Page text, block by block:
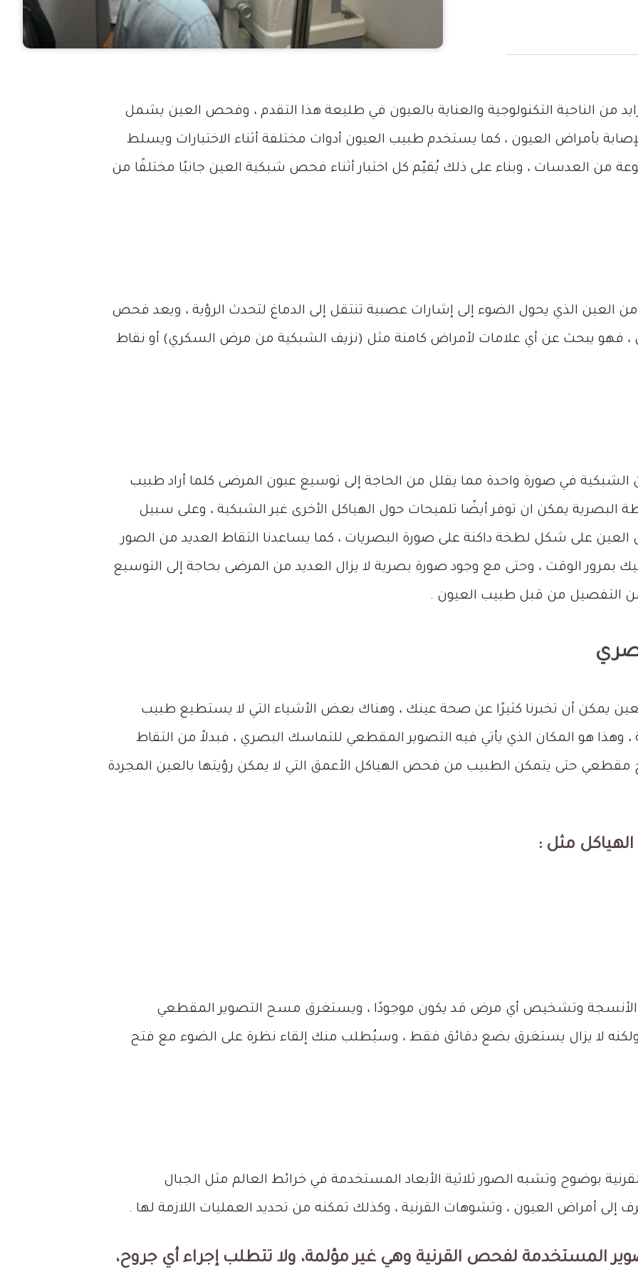
من الناحية التكنولوجية والعناية بالعيون في طليعة هذا التقدم ، وفحص العين يشمل
بأمراض العيون ، كما يستخدم طبيب العيون أدوات مختلفة أثناء الاختبارات ويسلط
من العدسات ، وبناء على ذلك يُقيّم كل اختبار أثناء فحص شبكية العين جانبًا مختلفًا من
العين الذي يحول الضوء إلى إشارات عصبية تنتقل إلى الدماغ لتحدث الرؤية ، ويعد فحص
فهو يبحث عن أي علامات لأمراض كامنة مثل (نزيف الشبكية من مرض السكري) أو نقاط
في صورة واحدة مما يقلل من الحاجة إلى توسيع عيون المرضى كلما أراد طبيب
البصرية يمكن ان توفر أيضًا تلميحات حول الهياكل الأخرى غير الشبكية ، وعلى سبيل
على شكل لطخة داكنة على صورة البصريات ، كما يساعدنا التقاط العديد من الصور
بمرور الوقت ، وحتى مع وجود صورة بصرية لا يزال العديد من المرضى بحاجة إلى التوسيع
التفصيل من قبل طبيب العيون .
العين يمكن أن تخبرنا كثيرًا عن صحة عينك ، وهناك بعض الأشياء التي لا يستطيع طبيب
، وهذا هو المكان الذي يأتي فيه التصوير المقطعي للتماسك البصري ، فبدلاً من التقاط
حتى يتمكن الطبيب من فحص الهياكل الأعمق التي لا يمكن رؤيتها بالعين المجردة
مثل :
وتشخيص أي مرض قد يكون موجودًا ، ويستغرق مسح التصوير المقطعي
لا يزال يستغرق بضع دقائق فقط ، وسيُطلب منك إلقاء نظرة على الضوء مع فتح
بوضوح وتشبه الصور ثلاثية الأبعاد المستخدمة في خرائط العالم مثل الجبال
إلى أمراض العيون ، وتشوهات القرنية ، وكذلك تمكنه من تحديد العمليات اللازمة لها .
المستخدمة لفحص القرنية وهي غير مؤلمة، ولا تتطلب إجراء أي جروح،